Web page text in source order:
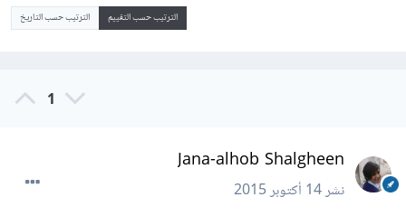
الترتيب حسب التقييم الترتيب حسب التاريخ
1
Jana-alhob Shalgheen
نشر14 أكتوبر 2015